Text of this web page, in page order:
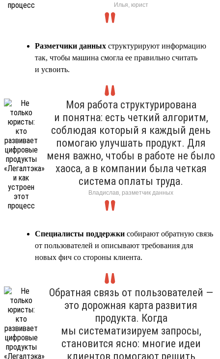
Илья, юрист
Разметчики данных структурируют информацию
так, чтобы машина смогла ее правильно считать
и усвоить.
Моя работа структурирована
и понятна: есть четкий алгоритм,
соблюдая который я каждый день
помогаю улучшать продукт. Для
меня важно, чтобы в работе не было
хаоса, а в компании была четкая
система оплаты труда.
Владислав, разметчик данных
Специалисты поддержки собирают обратную связь
от пользователей и описывают требования для
новых фич со стороны клиента.
Обратная связь от пользователей —
это дорожная карта развития
продукта. Когда
мы систематизируем запросы,
становится ясно: многие идеи
клиентов помогают решить